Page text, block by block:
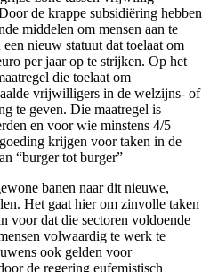
de krappe subsidiëring hebben
middelen om mensen aan te
nieuw statuut dat toelaat om
per jaar op te strijken. Op het
die toelaat om
vrijwilligers in de welzijns- of
te geven. Die maatregel is
en voor wie minstens 4/5
krijgen voor taken in de
“burger tot burger”
banen naar dit nieuwe,
Het gaat hier om zinvolle taken
voor dat die sectoren voldoende
volwaardig te werk te
ook gelden voor
de regering eufemistisch